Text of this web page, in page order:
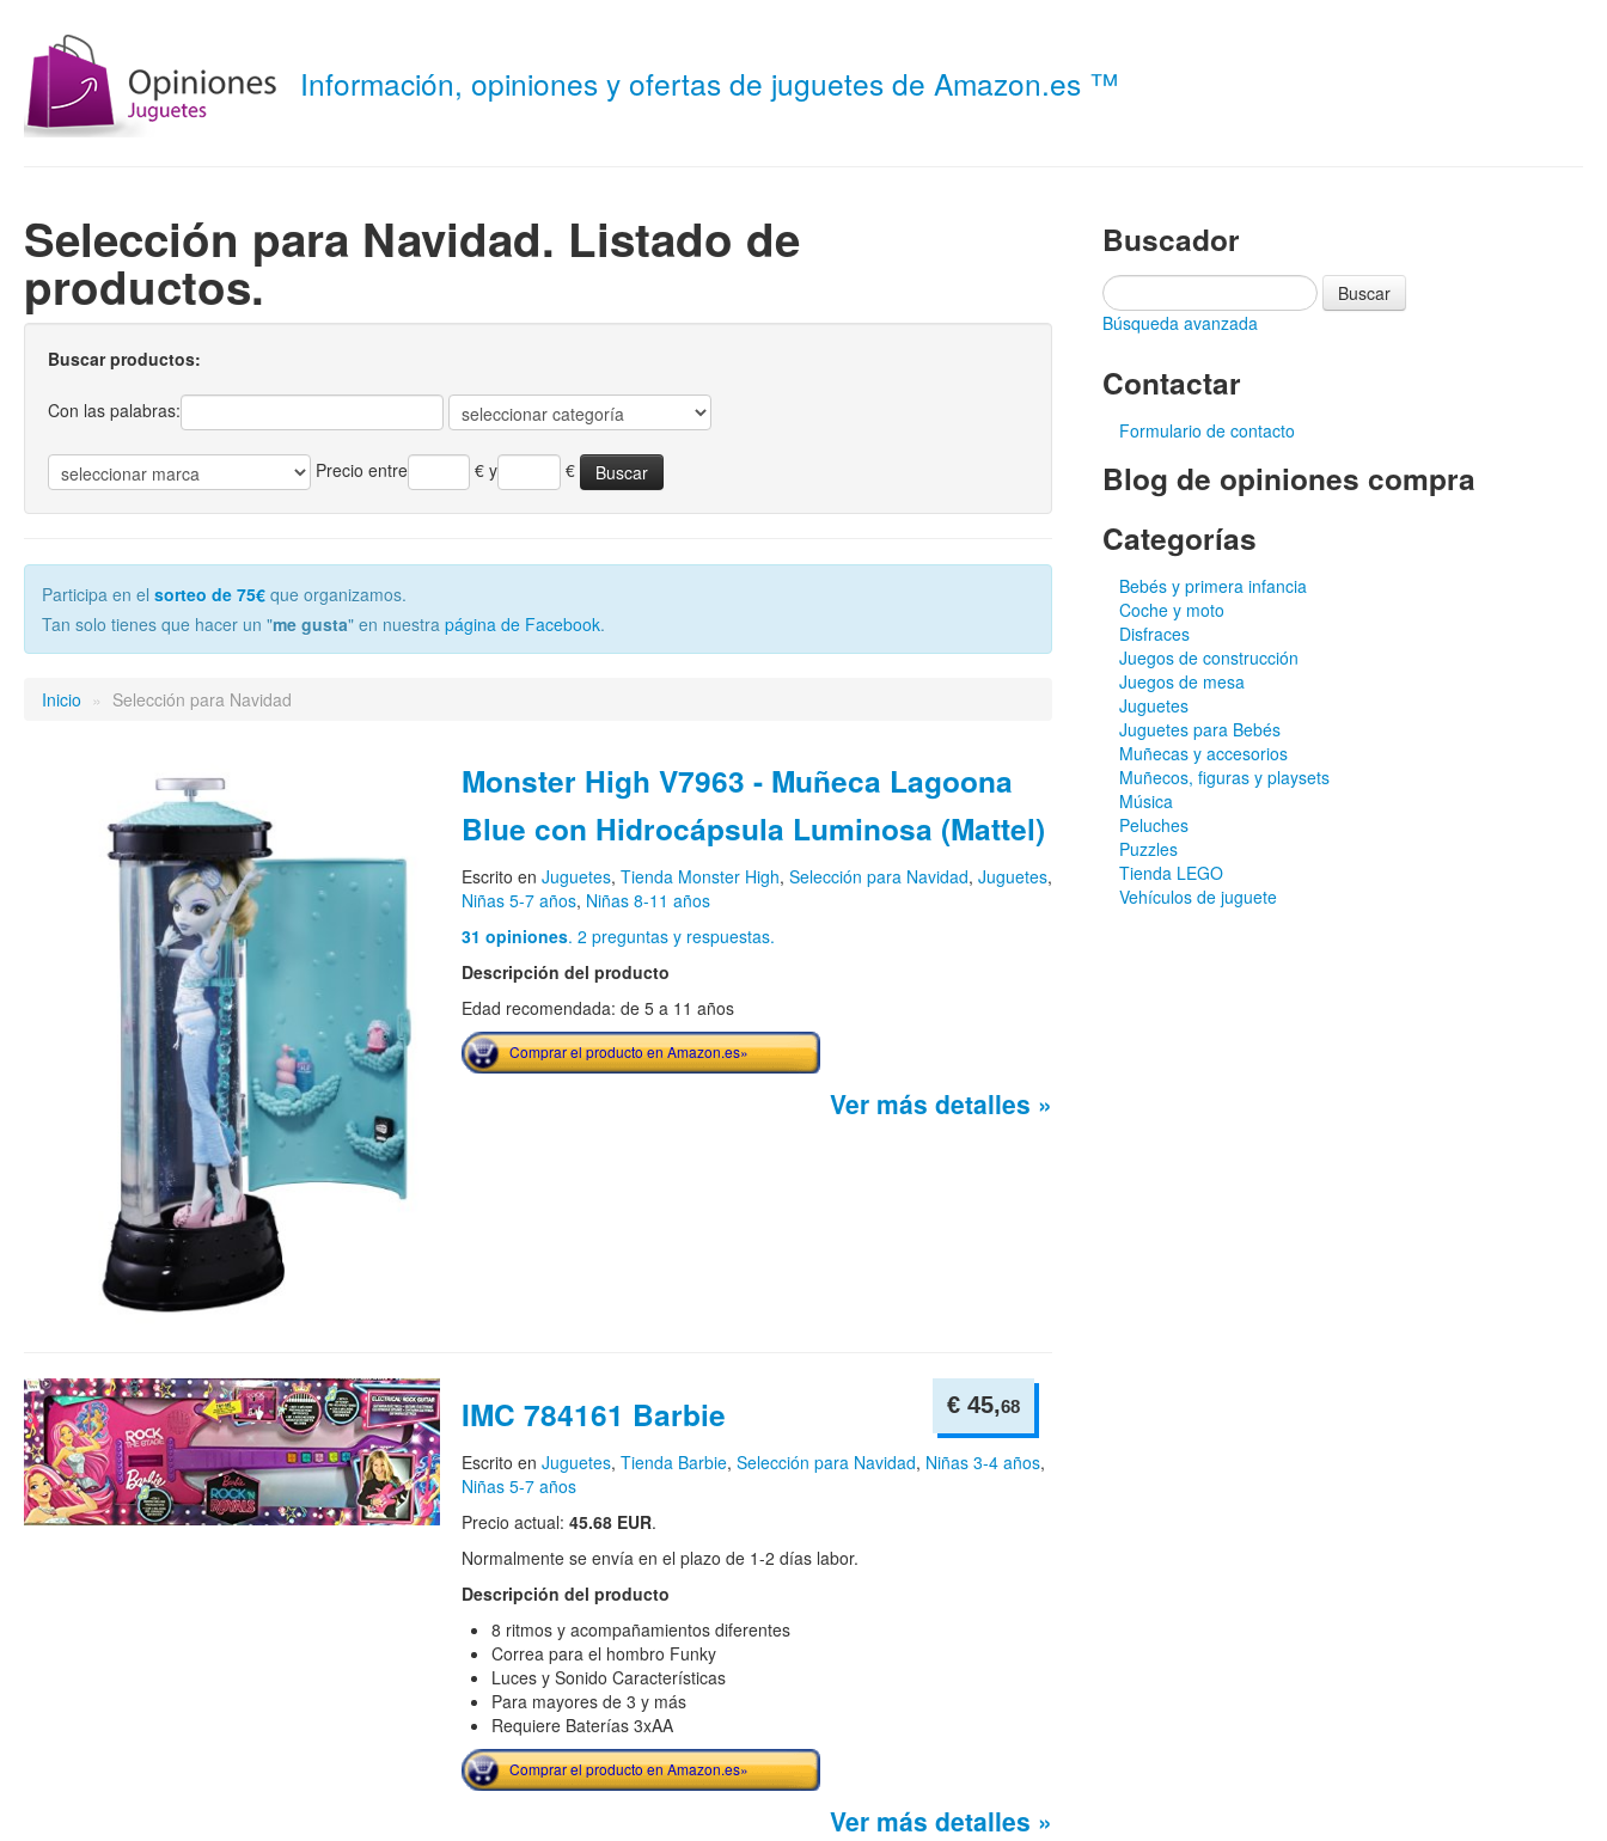
Información, opiniones y ofertas de juguetes de Amazon.es ™
Selección para Navidad. Listado de
productos.
Buscar productos:
Con las palabras:
Precio entre €y €
Participa en el sorteo de 75€ que organizamos.
Tan solo tienes que hacer un "me gusta" en nuestra página de Facebook.
Inicio » Selección para Navidad
Monster High V7963 - Muñeca Lagoona
Blue con Hidrocápsula Luminosa (Mattel)
Escrito en Juguetes, Tienda Monster High, Selección para Navidad, Juguetes,
Niñas 5-7 años, Niñas 8-11 años
31 opiniones. 2 preguntas y respuestas.
Descripción del producto
Edad recomendada: de 5 a 11 años
Comprar el producto en Amazon.es»
Ver más detalles »
€ 45,68
IMC 784161 Barbie
Escrito en Juguetes, Tienda Barbie, Selección para Navidad, Niñas 3-4 años,
Niñas 5-7 años
Precio actual: 45.68 EUR.
Normalmente se envía en el plazo de 1-2 días labor.
Descripción del producto
8 ritmos y acompañamientos diferentes
Correa para el hombro Funky
Luces y Sonido Características
Para mayores de 3 y más
Requiere Baterías 3xAA
Comprar el producto en Amazon.es»
Ver más detalles »
Buscador
Búsqueda avanzada
Contactar
Formulario de contacto
Blog de opiniones compra
Categorías
Bebés y primera infancia
Coche y moto
Disfraces
Juegos de construcción
Juegos de mesa
Juguetes
Juguetes para Bebés
Muñecas y accesorios
Muñecos, figuras y playsets
Música
Peluches
Puzzles
Tienda LEGO
Vehículos de juguete